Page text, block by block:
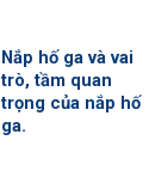
Nắp hố ga và vai
trò, tầm quan
trọng của nắp hố
ga.